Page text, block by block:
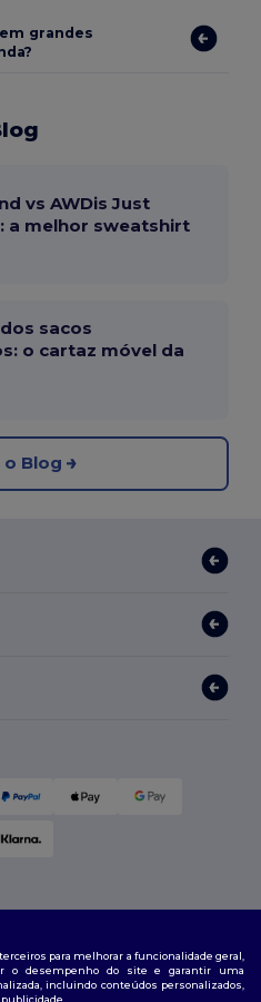
grandes
vs AWDis Just
a melhor sweatshirt
sacos
o cartaz móvel da
o Blog
para melhorar a funcionalidade geral,
o desempenho do site e garantir uma
incluindo conteúdos personalizados,